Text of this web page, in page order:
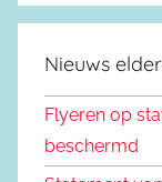
Nieuws
Flyeren op
beschermd